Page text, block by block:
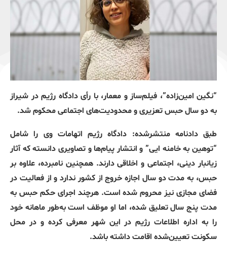
“نگین امین‌زاده”، فیلم‌ساز و معمار، با رأی دادگاه رژیم در شیراز
به دو سال حبس تعزیری و محدودیت‌های اجتماعی محکوم شد.
طبق دادنامه منتشرشده: دادگاه رژیم اتهامات وی را شامل
“توهین به خامنه ایی” و انتشار پیام‌ها و تصاویری دانسته که آثار
زیانبار دینی، اجتماعی و اخلاقی دارند. همچنین نامبرده، علاوه بر
حبس، به مدت دو سال اجازه خروج از کشور ندارد و از فعالیت در
فضای مجازی نیز محروم شده است. هرچند اجرای حکم حبس به
مدت پنج سال تعلیق شده، اما او موظف است به‌طور ماهانه خود
را به اداره اطلاعات رژیم در این شهر معرفی کرده و در محل
سکونت تعیین‌شده اقامت داشته باشد.